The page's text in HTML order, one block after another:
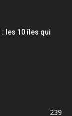
les 10 îles qui
239